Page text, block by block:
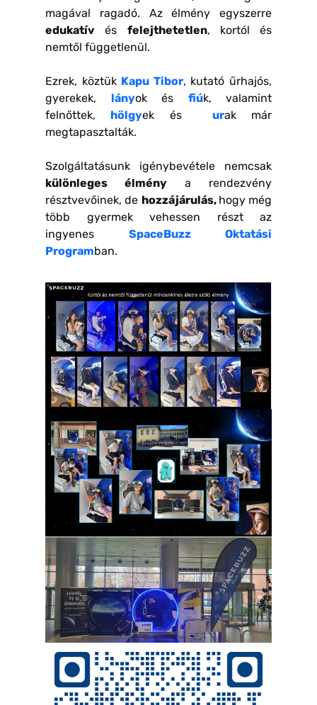
magával ragadó. Az élmény egyszerre
edukatív és felejthetetlen, kortól és
nemtől függetlenül.
Ezrek, köztük Kapu Tibor, kutató űrhajós,
gyerekek, lányok és fiúk, valamint
felnőttek, hölgyek és urak már
megtapasztalták.
Szolgáltatásunk igénybevétele nemcsak
különleges élmény a rendezvény
résztvevőinek, de hozzájárulás, hogy még
több gyermek vehessen részt az
ingyenes SpaceBuzz Oktatási
Programban.